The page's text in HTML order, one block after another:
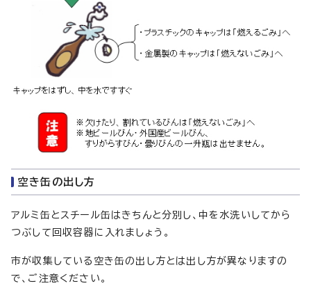
空き缶の出し方
アルミ缶とスチール缶はきちんと分別し、中を水洗いしてから
つぶして回収容器に入れましょう。
市が収集している空き缶の出し方とは出し方が異なりますの
で、ご注意ください。